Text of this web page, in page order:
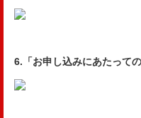
6.「お申し込みにあたって